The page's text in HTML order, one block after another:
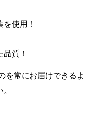
使用！
質！
を常にお届けできるよ